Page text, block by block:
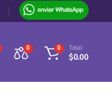
0 0 Total
$0.00